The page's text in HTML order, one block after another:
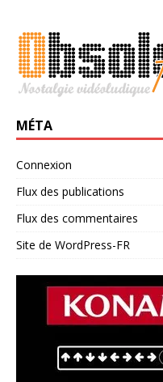
MÉTA
Connexion
Flux des publications
Flux des commentaires
Site de WordPress-FR